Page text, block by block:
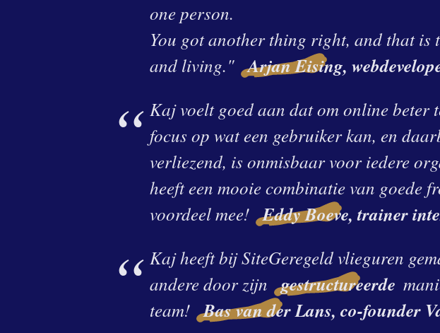
one person.
You got another thing right, and that
and living." Arjan Eising,
Kaj voelt goed aan dat om online beter
focus op wat een gebruiker kan, en
verliezend, is onmisbaar voor iedere
heeft een mooie combinatie van goede
voordeel mee! Eddy Boeve, trainer
Kaj heeft bij SiteGeregeld vlieguren
andere door zijn gestructureerde
team! Bas van der Lans, co-founder